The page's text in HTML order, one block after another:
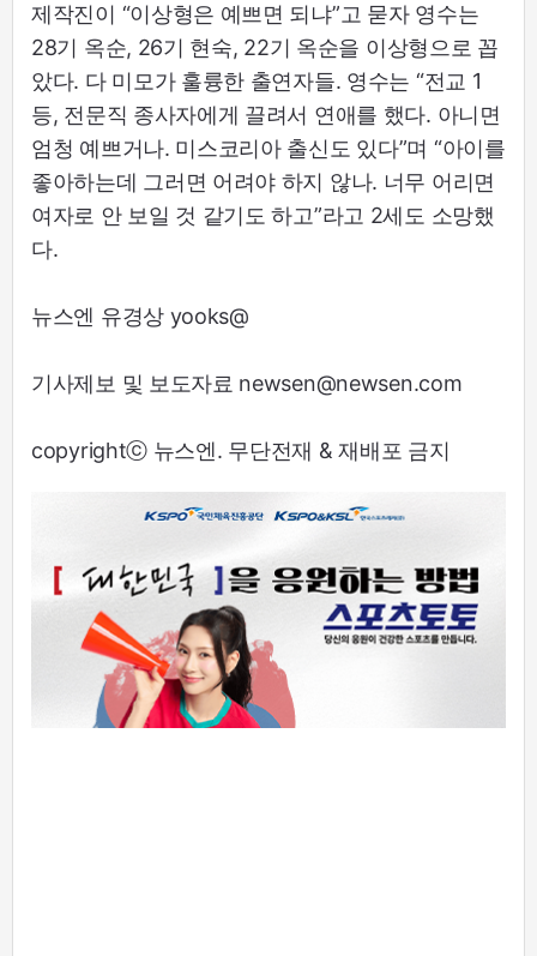
제작진이 “이상형은 예쁘면 되냐”고 묻자 영수는
28기 옥순, 26기 현숙, 22기 옥순을 이상형으로 꼽
았다. 다 미모가 훌륭한 출연자들. 영수는 “전교 1
등, 전문직 종사자에게 끌려서 연애를 했다. 아니면
엄청 예쁘거나. 미스코리아 출신도 있다”며 “아이를
좋아하는데 그러면 어려야 하지 않나. 너무 어리면
여자로 안 보일 것 같기도 하고”라고 2세도 소망했
다.
뉴스엔 유경상 yooks@
기사제보 및 보도자료 newsen@newsen.com
copyrightⓒ 뉴스엔. 무단전재 & 재배포 금지